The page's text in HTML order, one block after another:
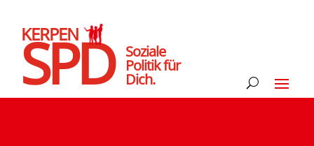
SPD
KERPEN
Soziale
Politik für
Dich.